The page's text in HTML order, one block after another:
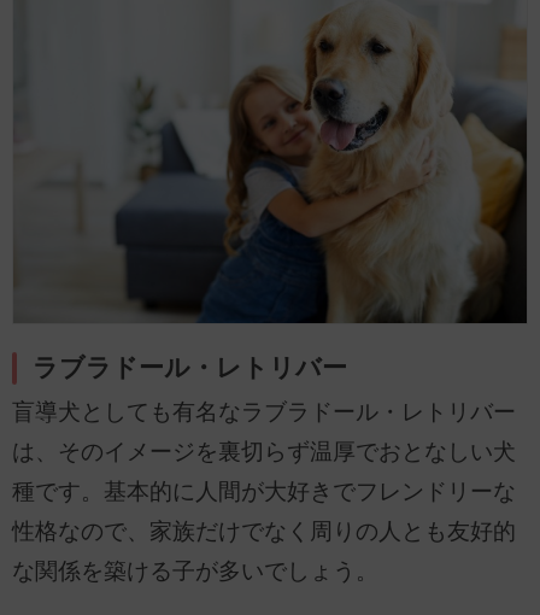
ラブラドール・レトリバー
盲導犬としても有名なラブラドール・レトリバー
は、そのイメージを裏切らず温厚でおとなしい犬
種です。基本的に人間が大好きでフレンドリーな
性格なので、家族だけでなく周りの人とも友好的
な関係を築ける子が多いでしょう。